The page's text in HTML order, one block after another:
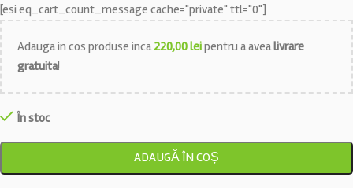
[esi eq_cart_count_message cache="private" ttl="0"]
Adauga in cos produse inca220,00leipentru a avealivrare
gratuita!
În stoc
ADAUGĂ ÎN COȘ